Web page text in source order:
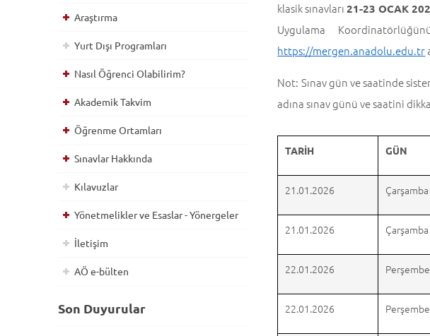
klasik sınavları21-23 OCAK
Uygulama
https://mergen.anadolu.edu.tr
Not: Sınav gün ve saatinde
adına sınav günü ve saatini
TARİH GÜN
21.01.2026 Çarşamba
21.01.2026 Çarşamba
22.01.2026 Perşembe
22.01.2026 Perşembe
Araştırma
Yurt Dışı Programları
Nasıl Öğrenci Olabilirim?
Akademik Takvim
Öğrenme Ortamları
Sınavlar Hakkında
Kılavuzlar
Yönetmelikler ve Esaslar - Yönergeler
İletişim
AÖ e-bülten
Son Duyurular